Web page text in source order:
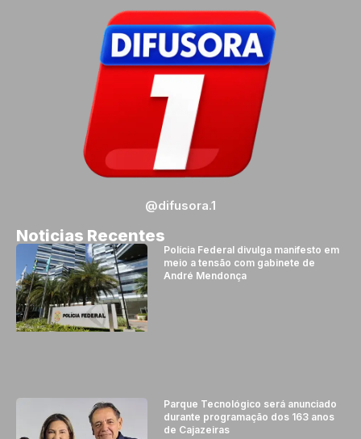
@difusora.1
Noticias Recentes
Polícia Federal divulga manifesto em
meio a tensão com gabinete de
André Mendonça
Parque Tecnológico será anunciado
durante programação dos 163 anos
de Cajazeiras